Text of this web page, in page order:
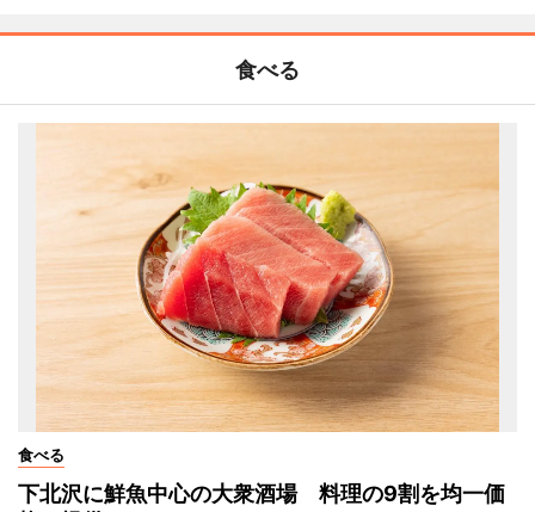
食べる
食べる
下北沢に鮮魚中心の大衆酒場 料理の9割を均一価